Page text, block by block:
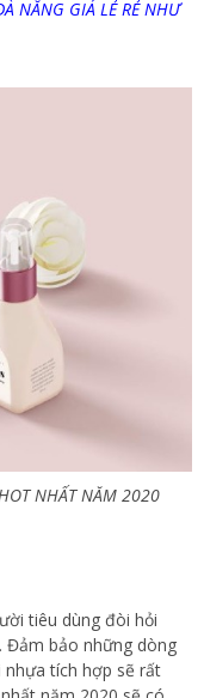
NẴNG GIÁ LẺ RẺ NHƯ
NHẤT NĂM 2020
tiêu dùng đòi hỏi
Đảm bảo những dòng
tích hợp sẽ rất